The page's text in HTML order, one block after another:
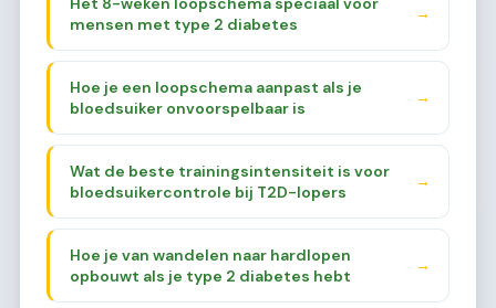
mensen met type 2 diabetes
→
Hoe je een loopschema aanpast als je
bloedsuiker onvoorspelbaar is
→
Wat de beste trainingsintensiteit is voor
bloedsuikercontrole bij T2D-lopers
→
Hoe je van wandelen naar hardlopen
opbouwt als je type 2 diabetes hebt
→